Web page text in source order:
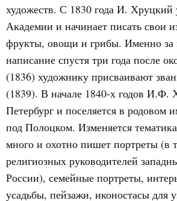
художеств. С 1830 года И. Хруцкий
Академии и начинает писать свои
фрукты, овощи и грибы. Именно за
написание спустя три года после
(1836) художнику присваивают
(1839). В начале 1840-х годов И.Ф.
Петербург и поселяется в родовом
под Полоцком. Изменяется
много и охотно пишет портреты (в
религиозных руководителей
России), семейные портреты,
усадьбы, пейзажи, иконостасы для